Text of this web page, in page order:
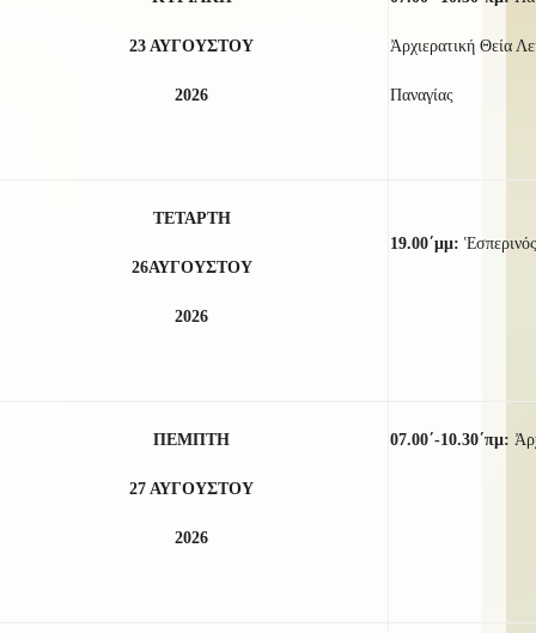
23 ΑΥΓΟΥΣΤΟΥ
2026
Ἀρχιερατική Θεία
Παναγίας
ΤΕΤΑΡΤΗ
26ΑΥΓΟΥΣΤΟΥ
2026
19.00΄μμ:
ΠΕΜΠΤΗ
27 ΑΥΓΟΥΣΤΟΥ
2026
07.00΄-10.30΄πμ: